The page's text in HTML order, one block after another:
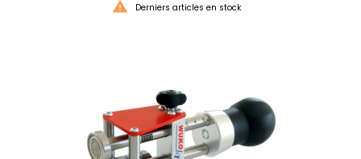
 Derniers articles en stock